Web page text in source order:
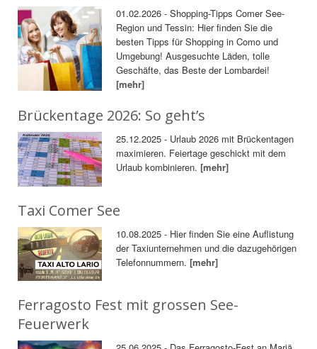
01.02.2026 - Shopping-Tipps Comer See-
Region und Tessin: Hier finden Sie die
besten Tipps für Shopping in Como und
Umgebung! Ausgesuchte Läden, tolle
Geschäfte, das Beste der Lombardei!
[mehr]
Brückentage 2026: So geht’s
25.12.2025 - Urlaub 2026 mit Brückentagen
maximieren. Feiertage geschickt mit dem
Urlaub kombinieren.[mehr]
Taxi Comer See
10.08.2025 - Hier finden Sie eine Auflistung
der Taxiunternehmen und die dazugehörigen
Telefonnummern.[mehr]
Ferragosto Fest mit grossen See-
Feuerwerk